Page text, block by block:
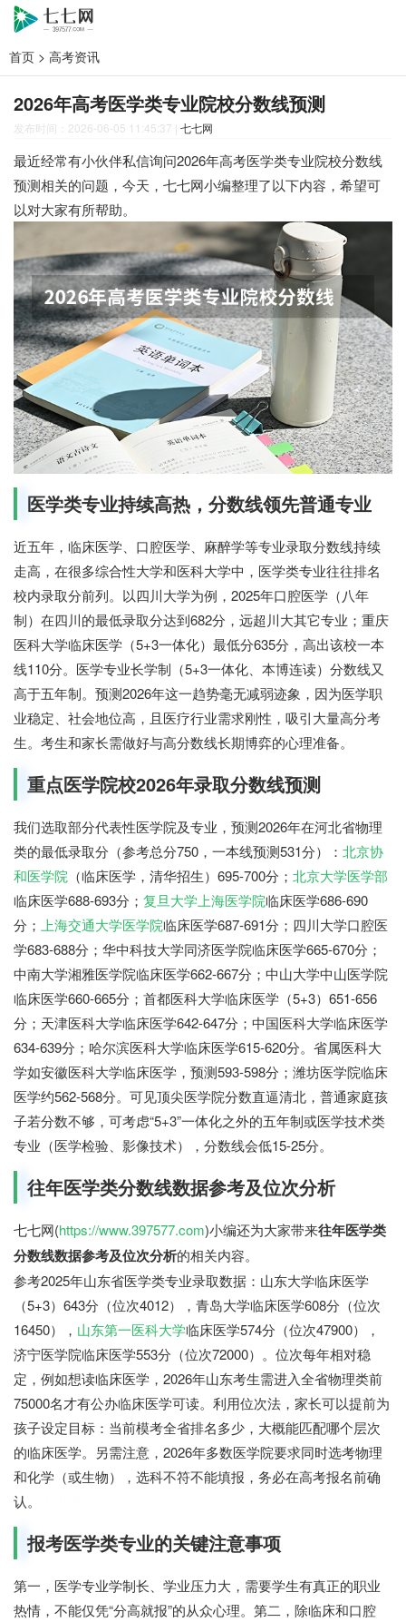
首页 > 高考资讯
2026年高考医学类专业院校分数线预测
发布时间：2026-06-05 11:45:37 | 七七网
最近经常有小伙伴私信询问2026年高考医学类专业院校分数线
预测相关的问题，今天，七七网小编整理了以下内容，希望可
以对大家有所帮助。
医学类专业持续高热，分数线领先普通专业
近五年，临床医学、口腔医学、麻醉学等专业录取分数线持续
走高，在很多综合性大学和医科大学中，医学类专业往往排名
校内录取分前列。以四川大学为例，2025年口腔医学（八年
制）在四川的最低录取分达到682分，远超川大其它专业；重庆
医科大学临床医学（5+3一体化）最低分635分，高出该校一本
线110分。医学专业长学制（5+3一体化、本博连读）分数线又
高于五年制。预测2026年这一趋势毫无减弱迹象，因为医学职
业稳定、社会地位高，且医疗行业需求刚性，吸引大量高分考
生。考生和家长需做好与高分数线长期博弈的心理准备。
重点医学院校2026年录取分数线预测
我们选取部分代表性医学院及专业，预测2026年在河北省物理
类的最低录取分（参考总分750，一本线预测531分）： 北京协
和医学院 （临床医学，清华招生）695-700分； 北京大学医学部
临床医学688-693分； 复旦大学上海医学院临床医学686-690
分； 上海交通大学医学院临床医学687-691分；四川大学口腔医
学683-688分；华中科技大学同济医学院临床医学665-670分；
中南大学湘雅医学院临床医学662-667分；中山大学中山医学院
临床医学660-665分；首都医科大学临床医学（5+3）651-656
分；天津医科大学临床医学642-647分；中国医科大学临床医学
634-639分；哈尔滨医科大学临床医学615-620分。省属医科大
学如安徽医科大学临床医学，预测593-598分；潍坊医学院临床
医学约562-568分。可见顶尖医学院分数直逼清北，普通家庭孩
子若分数不够，可考虑“5+3”一体化之外的五年制或医学技术类
专业（医学检验、影像技术），分数线会低15-25分。
往年医学类分数线数据参考及位次分析
七七网(https://www.397577.com)小编还为大家带来往年医学类
分数线数据参考及位次分析的相关内容。
参考2025年山东省医学类专业录取数据：山东大学临床医学
（5+3）643分（位次4012），青岛大学临床医学608分（位次
16450）， 山东第一医科大学临床医学574分（位次47900），
济宁医学院临床医学553分（位次72000）。位次每年相对稳
定，例如想读临床医学，2026年山东考生需进入全省物理类前
75000名才有公办临床医学可读。利用位次法，家长可以提前为
孩子设定目标：当前模考全省排名多少，大概能匹配哪个层次
的临床医学。另需注意，2026年多数医学院要求同时选考物理
和化学（或生物），选科不符不能填报，务必在高考报名前确
认。
报考医学类专业的关键注意事项
第一，医学专业学制长、学业压力大，需要学生有真正的职业
热情，不能仅凭“分高就报”的从众心理。第二，除临床和口腔